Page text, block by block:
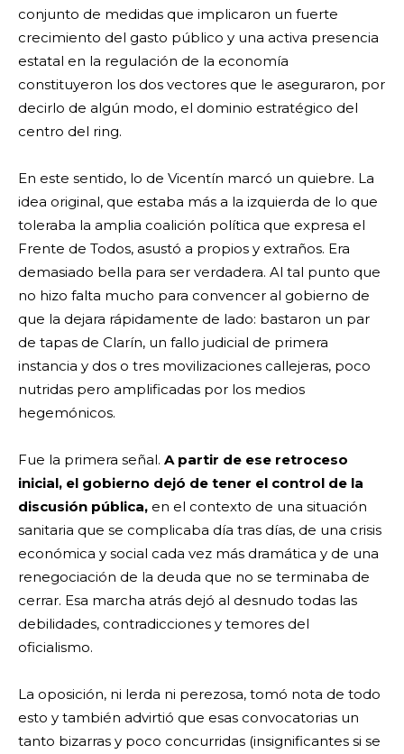
conjunto de medidas que implicaron un fuerte
crecimiento del gasto público y una activa presencia
estatal en la regulación de la economía
constituyeron los dos vectores que le aseguraron, por
decirlo de algún modo, el dominio estratégico del
centro del ring.
En este sentido, lo de Vicentín marcó un quiebre. La
idea original, que estaba más a la izquierda de lo que
toleraba la amplia coalición política que expresa el
Frente de Todos, asustó a propios y extraños. Era
demasiado bella para ser verdadera. Al tal punto que
no hizo falta mucho para convencer al gobierno de
que la dejara rápidamente de lado: bastaron un par
de tapas de Clarín, un fallo judicial de primera
instancia y dos o tres movilizaciones callejeras, poco
nutridas pero amplificadas por los medios
hegemónicos.
Fue la primera señal. A partir de ese retroceso
inicial, el gobierno dejó de tener el control de la
discusión pública, en el contexto de una situación
sanitaria que se complicaba día tras días, de una crisis
económica y social cada vez más dramática y de una
renegociación de la deuda que no se terminaba de
cerrar. Esa marcha atrás dejó al desnudo todas las
debilidades, contradicciones y temores del
oficialismo.
La oposición, ni lerda ni perezosa, tomó nota de todo
esto y también advirtió que esas convocatorias un
tanto bizarras y poco concurridas (insignificantes si se